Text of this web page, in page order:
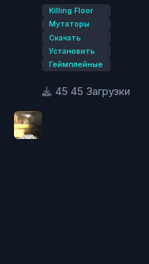
ракетница,
выпадает и мобов
Killing Floor
Мутаторы
Скачать
Установить
Геймплейные
45 Загрузки